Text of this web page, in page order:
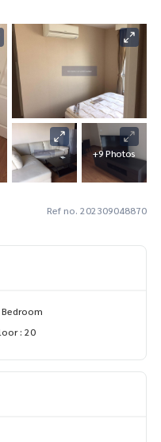
+9 Photos
Ref no. 202309048870
: 20